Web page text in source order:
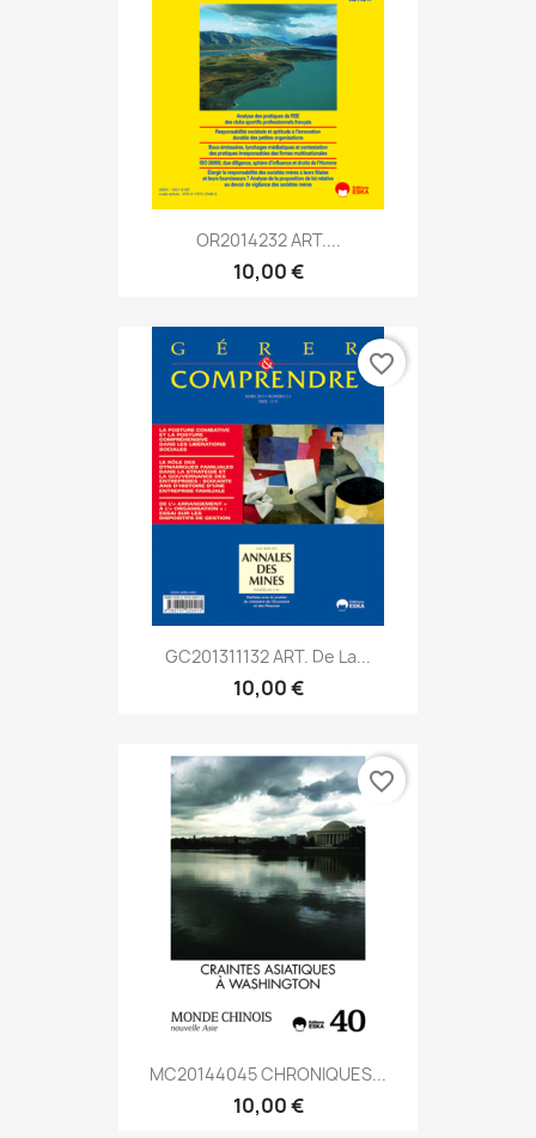
OR2014232 ART....
10,00 €
GC201311132 ART. De La...
10,00 €
favorite_border
MC20144045 CHRONIQUES...
10,00 €
favorite_border